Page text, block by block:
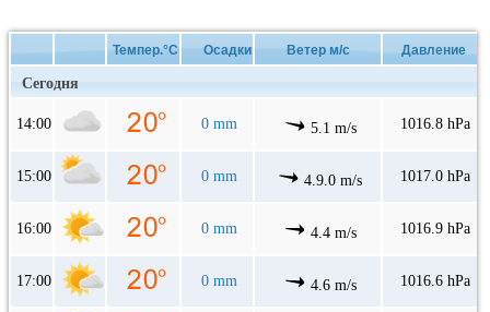
Темпер.°C Осадки Ветер м/с Давление
Сегодня
14:00 0 mm 5.1 m/s 1016.8 hPa
15:00 0 mm 4.9.0 m/s 1017.0 hPa
16:00 0 mm 4.4 m/s 1016.9 hPa
17:00 0 mm 4.6 m/s 1016.6 hPa